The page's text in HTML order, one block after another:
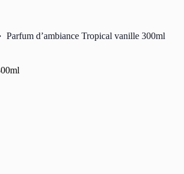
Parfum d’ambiance Tropical vanille 300ml